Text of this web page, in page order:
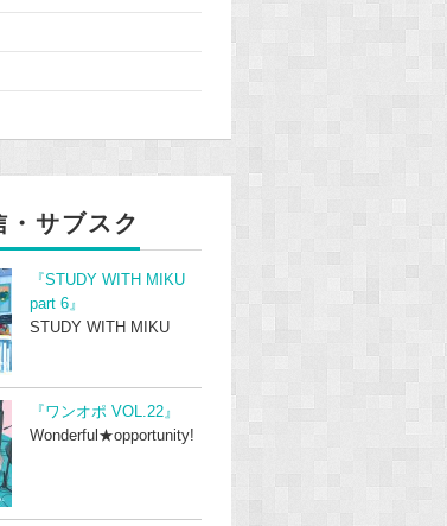
・サブスク
『STUDY WITH MIKU
part 6』
STUDY WITH MIKU
『ワンオポ VOL.22』
Wonderful★opportunity!